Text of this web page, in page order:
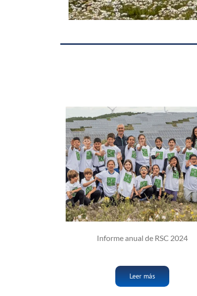
Informe anual de RSC 2024
Leer más